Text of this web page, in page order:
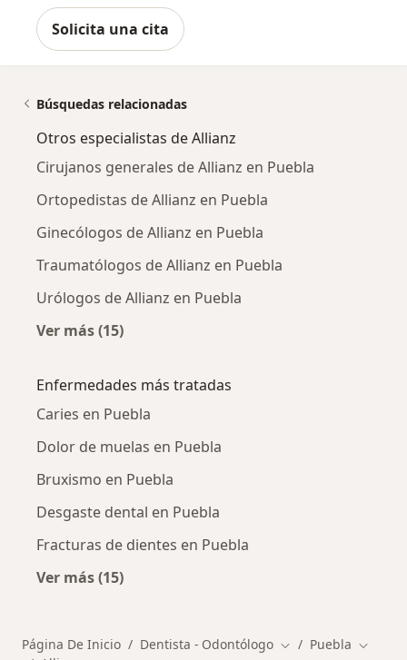
Solicita una cita
Búsquedas relacionadas
Otros especialistas de Allianz
Cirujanos generales de Allianz en Puebla
Ortopedistas de Allianz en Puebla
Ginecólogos de Allianz en Puebla
Traumatólogos de Allianz en Puebla
Urólogos de Allianz en Puebla
Ver más (15)
Enfermedades más tratadas
Caries en Puebla
Dolor de muelas en Puebla
Bruxismo en Puebla
Desgaste dental en Puebla
Fracturas de dientes en Puebla
Ver más (15)
Página De Inicio Dentista - Odontólogo Cambiar de ciudad
Puebla